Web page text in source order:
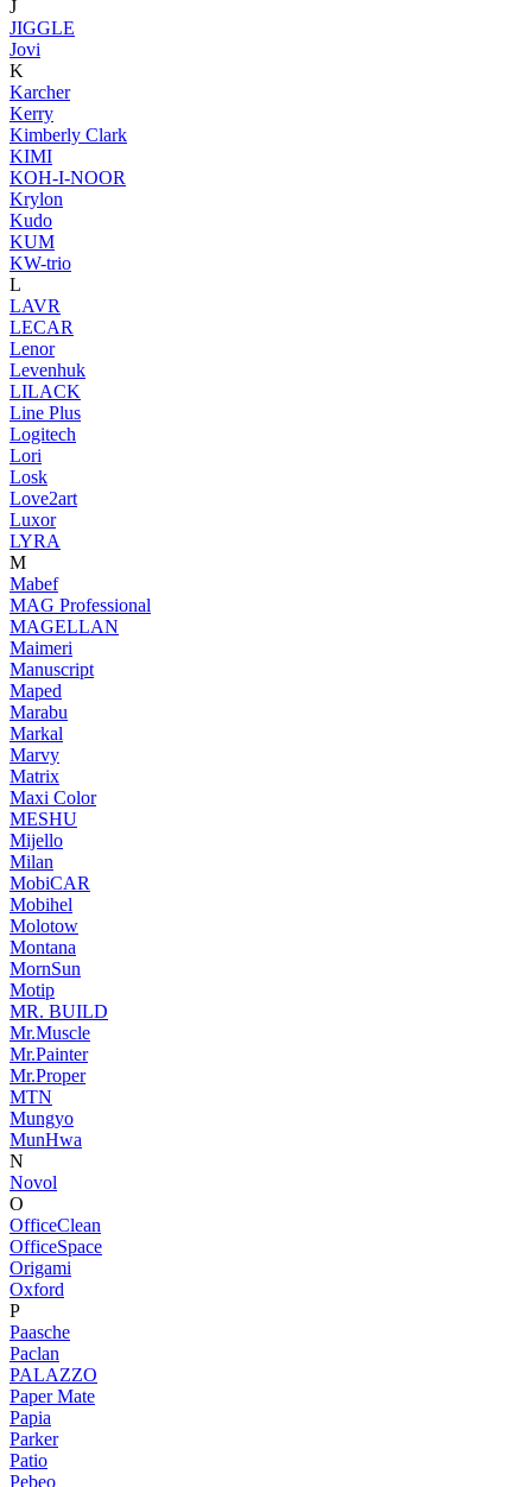
J
JIGGLE
Jovi
K
Karcher
Kerry
Kimberly Clark
KIMI
KOH-I-NOOR
Krylon
Kudo
KUM
KW-trio
L
LAVR
LECAR
Lenor
Levenhuk
LILACK
Line Plus
Logitech
Lori
Losk
Love2art
Luxor
LYRA
M
Mabef
MAG Professional
MAGELLAN
Maimeri
Manuscript
Maped
Marabu
Markal
Marvy
Matrix
Maxi Color
MESHU
Mijello
Milan
MobiCAR
Mobihel
Molotow
Montana
MornSun
Motip
MR. BUILD
Mr.Muscle
Mr.Painter
Mr.Proper
MTN
Mungyo
MunHwa
N
Novol
O
OfficeClean
OfficeSpace
Origami
Oxford
P
Paasche
Paclan
PALAZZO
Paper Mate
Papia
Parker
Patio
Pebeo